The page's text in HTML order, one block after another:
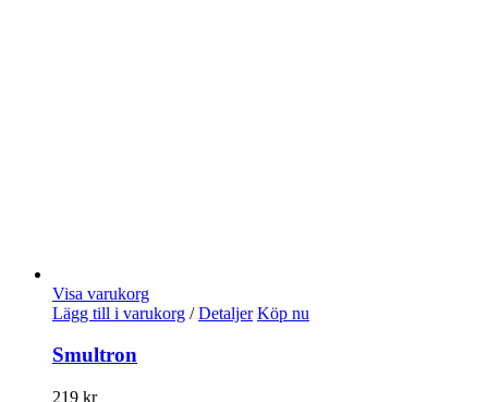
Visa varukorg
Lägg till i varukorg / Detaljer Köp nu
Smultron
219 kr